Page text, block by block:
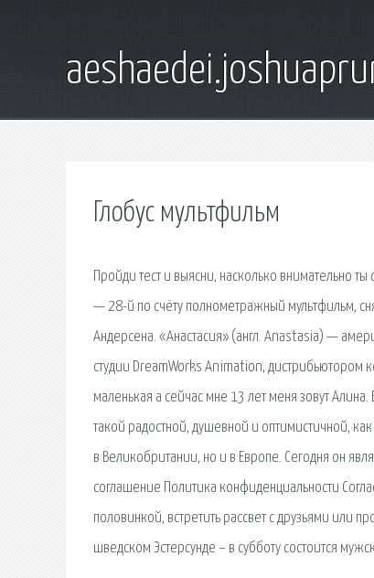
Глобус мультфильм
Пройди тест и выясни, насколько внимательно
— 28-й по счёту полнометражный мультфильм,
Андерсена. «Анастасия» (англ. Anastasia) —
студии DreamWorks Animation, дистрибьютором
маленькая а сейчас мне 13 лет меня зовут
такой радостной, душевной и оптимистичной,
в Великобритании, но и в Европе. Сегодня он
соглашение Политика конфиденциальности
половинкой, встретить рассвет с друзьями или
шведском Эстерсунде – в субботу состоится